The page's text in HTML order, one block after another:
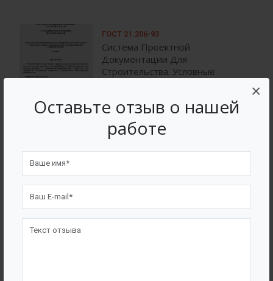
Оставьте отзыв о нашей
работе
×
ГОСТ 21.206-93
Система Проектной
Документации Для
Строительства. Условные
СНИП 2.04.02-84
И Сооружения